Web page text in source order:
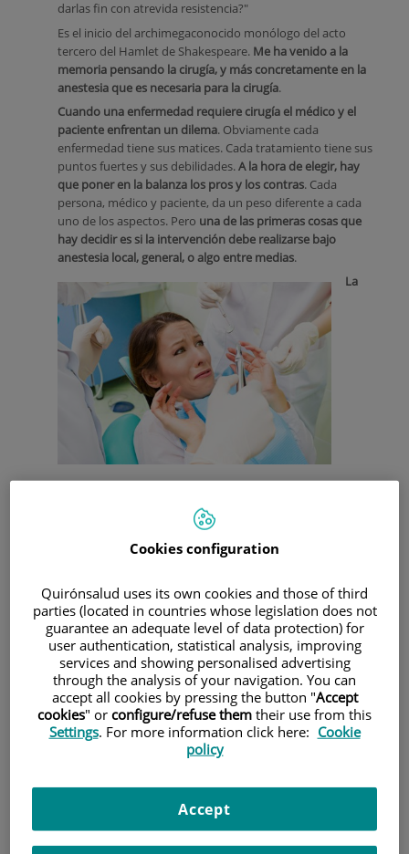
darlas fin con atrevida resistencia?"
Es el inicio del archimegaconocido monólogo del acto
tercero del Hamlet de Shakespeare. Me ha venido a la
memoria pensando la cirugía, y más concretamente en la
anestesia que es necesaria para la cirugía.
Cuando una enfermedad requiere cirugía el médico y el
paciente enfrentan un dilema. Obviamente cada
enfermedad tiene sus matices. Cada tratamiento tiene sus
puntos fuertes y sus debilidades.A la hora de elegir, hay
que poner en la balanza los pros y los contras. Cada
persona, médico y paciente, da un peso diferente a cada
uno de los aspectos. Pero una de las primeras cosas que
hay decidir es si la intervención debe realizarse bajo
anestesia local, general, o algo entre medias.
La
sentimientos encontrados en los pacientes
pacientes que temen la pérdida de conciencia, la pérdida de
control, que temen no despertarse nunca, tener
En la cirugía maxilofaciallos matices son más sutiles:el
paciente suele sentir que "le están operando a él
directamente". En los procedimientos bajo anestesia local el
paciente en todo momento siente "que le están operando
a él". Esto requiere cierta explicación. Cuando se llevan a
cabo operaciones sin anestesia general en el resto del
cuerpo, sobre todo en las extremidades, el paciente
enseguida puede desconectarse de la intervención. El
cerebro humano, que interpreta las sensaciones de los
las zonas anestesiadas, y con mucha frecuencia interpreta
que el miembro intervenido ni siquiera le pertenece. Esa
Cookies configuration
Quirónsalud uses its own cookies and those of third
parties (located in countries whose legislation does not
guarantee an adequate level of data protection) for
user authentication, statistical analysis, improving
services and showing personalised advertising
through the analysis of your navigation. You can
accept all cookies by pressing the button "Accept
cookies" or configure/refuse them their use from this
Settings. For more information click here: Cookie
policy
Accept